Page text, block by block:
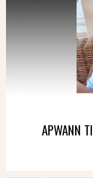
APWANN